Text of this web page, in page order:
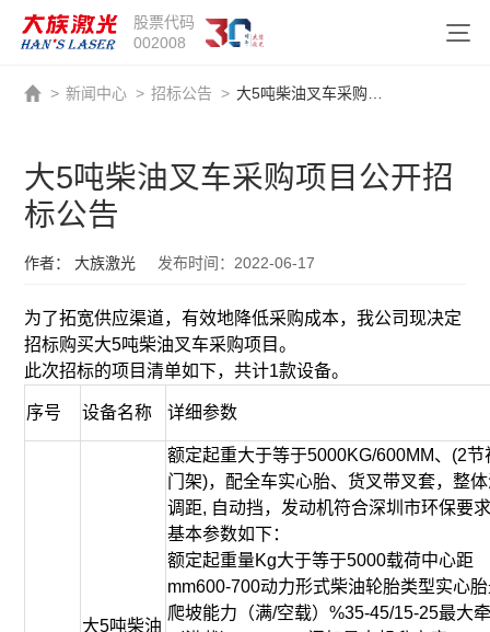
股票代码
002008
> 新闻中心 > 招标公告 >
大5吨柴油叉车采购项目公开招
标公告
作者： 大族激光 发布时间：2022-06-17
为了拓宽供应渠道，有效地降低采购成本，我公司现决定
招标购买大5吨柴油叉车采购项目。
此次招标的项目清单如下，共计1款设备。
序号 设备名称 详细参数
大5吨柴油
额定起重大于等于5000KG/600MM、(2节
门架)，配全车实心胎、货叉带叉套，整
调距, 自动挡，发动机符合深圳市环保要
基本参数如下：
额定起重量Kg大于等于5000载荷中心距
mm600-700动力形式柴油轮胎类型实心
爬坡能力（满/空载）%35-45/15-25最大